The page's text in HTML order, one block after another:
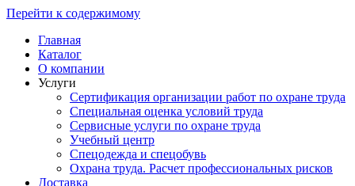
Перейти к содержимому
Главная
Каталог
О компании
Услуги
Сертификация организации работ по охране труда
Специальная оценка условий труда
Сервисные услуги по охране труда
Учебный центр
Спецодежда и спецобувь
Охрана труда. Расчет профессиональных рисков
Доставка